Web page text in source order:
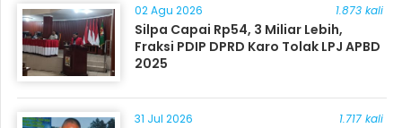
02 Agu 2026 1.873 kali
Silpa Capai Rp54, 3 Miliar Lebih,
Fraksi PDIP DPRD Karo Tolak LPJ APBD
2025
31 Jul 2026 1.717 kali